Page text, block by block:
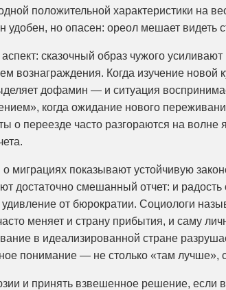
положительной характеристики на
удобен, но опасен: ореол мешает видеть
аспект: сказочный образ чужого
вознаграждения. Когда изучение новой
дофамин — и ситуация
когда ожидание нового
о переезде часто разгораются на
о миграциях показывают устойчивую
достаточно смешанный отчет: и
удивление от бюрократии. Социологи
меняет и страну прибытия, и саму
в идеализированной стране
понимание — не столько «там лучше»,
и принять взвешенное решение, если